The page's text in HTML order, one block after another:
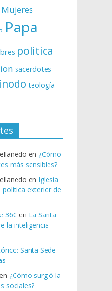
Mujeres
Papa
politica
sacerdotes
teología
en ¿Cómo
más sensibles?
en Iglesia
política exterior de
360 en La Santa
la inteligencia
Santa Sede
en ¿Cómo surgió la
sociales?